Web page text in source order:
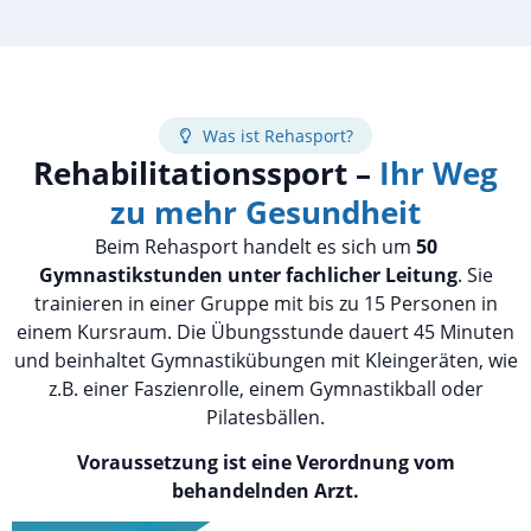
Was ist Rehasport?
Rehabilitationssport – Ihr Weg
zu mehr Gesundheit
Beim Rehasport handelt es sich um 50
Gymnastikstunden unter fachlicher Leitung. Sie
trainieren in einer Gruppe mit bis zu 15 Personen in
einem Kursraum. Die Übungsstunde dauert 45 Minuten
und beinhaltet Gymnastikübungen mit Kleingeräten, wie
z.B. einer Faszienrolle, einem Gymnastikball oder
Pilatesbällen.
Voraussetzung ist eine Verordnung vom
behandelnden Arzt.